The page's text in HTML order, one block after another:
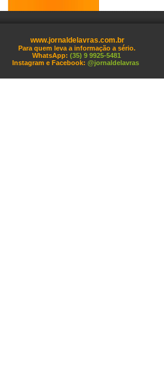
www.jornaldelavras.com.br
Para quem leva a informação a sério.
WhatsApp: (35) 9 9925-5481
Instagram e Facebook: @jornaldelavras